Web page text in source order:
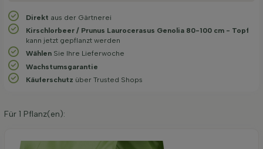
Direkt aus der Gärtnerei
Kirschlorbeer / Prunus Laurocerasus Genolia 80-100 cm - Topf
kann jetzt gepflanzt werden
Wählen Sie Ihre Lieferwoche
Wachstums­garantie
Käuferschutz über Trusted Shops
Für 1 Pflanz(en):
Organische Pflanzerde 40 l